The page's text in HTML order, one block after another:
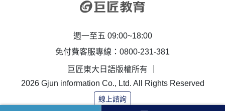
週一至五 09:00~18:00
免付費客服專線：0800-231-381
巨匠東大日語版權所有 ｜
2026 Gjun information Co., Ltd. All Rights Reserved
線上諮詢